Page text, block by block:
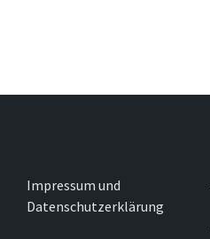
Impressum und
Datenschutzerklärung